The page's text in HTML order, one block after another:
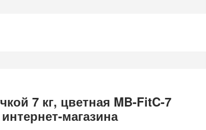
7 кг, цветная MB-FitC-7
магазина